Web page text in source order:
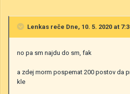
Lenkas reče Dne, 10. 5. 2020 at
no pa sm najdu do sm, fak
a zdej morm pospemat 200 postov da
kle